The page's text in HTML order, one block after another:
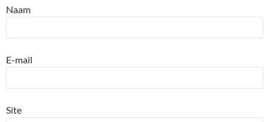
Naam
E-mail
Site